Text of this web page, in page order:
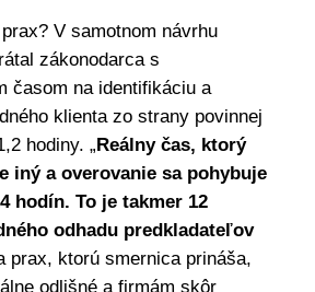
V samotnom návrhu
zákonodarca s
časom na identifikáciu a
klienta zo strany povinnej
hodiny. „Reálny čas, ktorý
iný a overovanie sa pohybuje
hodín. To je takmer 12
odhadu predkladateľov
prax, ktorú smernica prináša,
odlišné a firmám skôr